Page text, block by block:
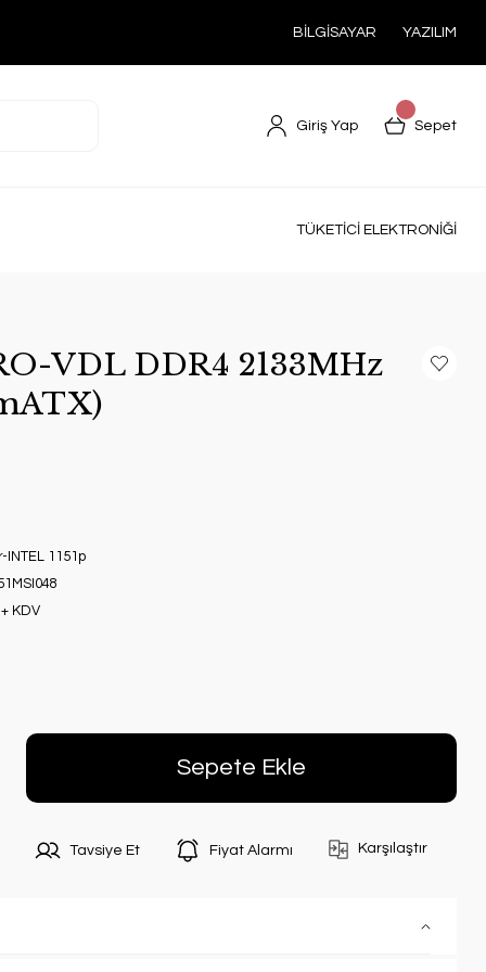
BİLGİSAYAR YAZILIM
Giriş Yap Sepet
TÜKETİCİ ELEKTRONİĞİ
VDL DDR4 2133MHz
1151p
KDV
Sepete Ekle
Tavsiye Et Fiyat Alarmı Karşılaştır